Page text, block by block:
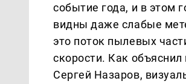
событие года, и в этом
видны даже слабые
это поток пылевых
скорости. Как
Сергей Назаров,